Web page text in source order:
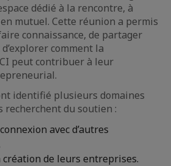
dédié à la rencontre, à
mutuel. Cette réunion a permis
connaissance, de partager
comment la
peut contribuer à leur
identifié plusieurs domaines
recherchent du soutien :
avec d’autres
de leurs entreprises.